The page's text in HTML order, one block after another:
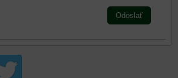
Odoslať